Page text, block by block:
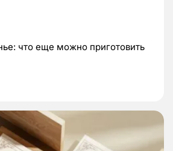
что еще можно приготовить